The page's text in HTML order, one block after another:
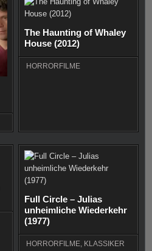
The Haunting of Whaley
House (2012)
HORRORFILME
Full Circle – Julias
unheimliche Wiederkehr
(1977)
HORRORFILME, KLASSIKER